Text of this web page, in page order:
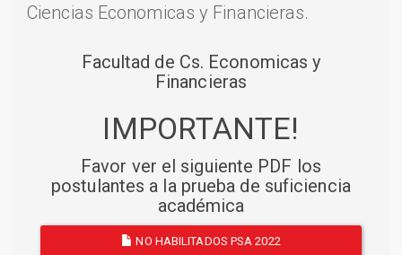
Ciencias Economicas y Financieras.
Facultad de Cs. Economicas y
Financieras
IMPORTANTE!
Favor ver el siguiente PDF los
postulantes a la prueba de suficiencia
académica
NO HABILITADOS PSA 2022